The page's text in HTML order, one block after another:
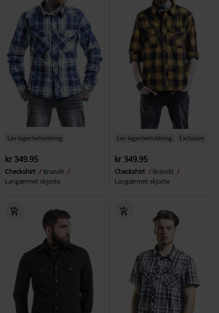
Lav lagerbeholdning
kr 349.95
Checkshirt
Brandit
Langærmet skjorte
Lav lagerbeholdning Exclusive
kr 349.95
Checkshirt
Brandit
Langærmet skjorte